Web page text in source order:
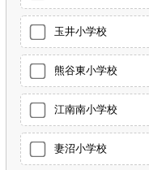
玉井小学校
熊谷東小学校
江南南小学校
妻沼小学校